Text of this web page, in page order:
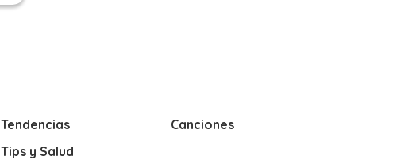
Tendencias
Tips y Salud
Canciones